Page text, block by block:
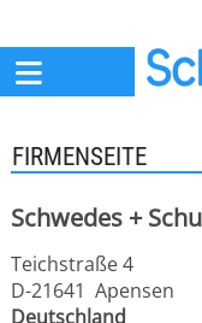
FIRMENSEITE
Schwedes +
Teichstraße 4
D-21641 Apensen
Deutschland